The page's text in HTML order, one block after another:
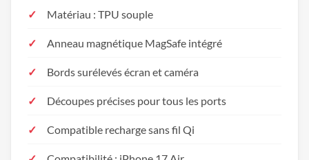
Matériau : TPU souple
Anneau magnétique MagSafe intégré
Bords surélevés écran et caméra
Découpes précises pour tous les ports
Compatible recharge sans fil Qi